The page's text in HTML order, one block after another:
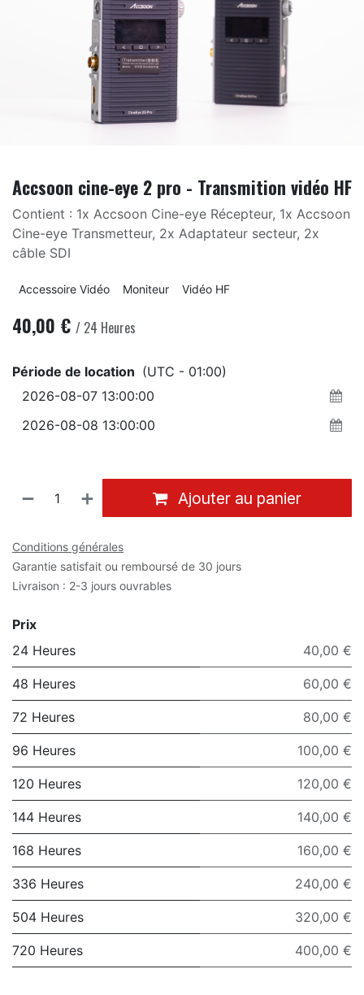
Accsoon cine-eye 2 pro - Transmition vidéo HF
Contient : 1x Accsoon Cine-eye Récepteur, 1x Accsoon
Cine-eye Transmetteur, 2x Adaptateur secteur, 2x
câble SDI
Accessoire Vidéo Moniteur Vidéo HF
40,00 € / 24 Heures
Période de location (UTC - 01:00)
Ajouter au panier
Conditions générales
Garantie satisfait ou remboursé de 30 jours
Livraison : 2-3 jours ouvrables
Prix
24 Heures
40,00 €
48 Heures 60,00 €
72 Heures 80,00 €
96 Heures 100,00 €
120 Heures 120,00 €
144 Heures 140,00 €
168 Heures 160,00 €
336 Heures 240,00 €
504 Heures 320,00 €
720 Heures 400,00 €